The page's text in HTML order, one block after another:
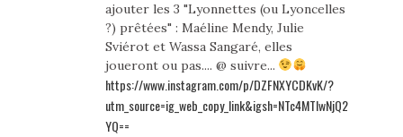
ajouter les 3 "Lyonnettes (ou Lyoncelles
?) prêtées" : Maéline Mendy, Julie
Sviérot et Wassa Sangaré, elles
joueront ou pas.... @ suivre...
https://www.instagram.com/p/DZFNXYCDKvK/?
utm_source=ig_web_copy_link&igsh=NTc4MTIwNjQ2
YQ==